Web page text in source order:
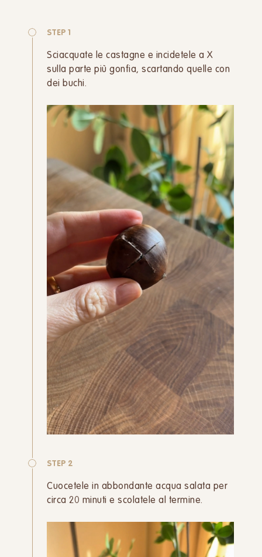
STEP 1
Sciacquate le castagne e incidetele a X
sulla parte più gonfia, scartando quelle con
dei buchi.
STEP 2
Cuocetele in abbondante acqua salata per
circa 20 minuti e scolatele al termine.